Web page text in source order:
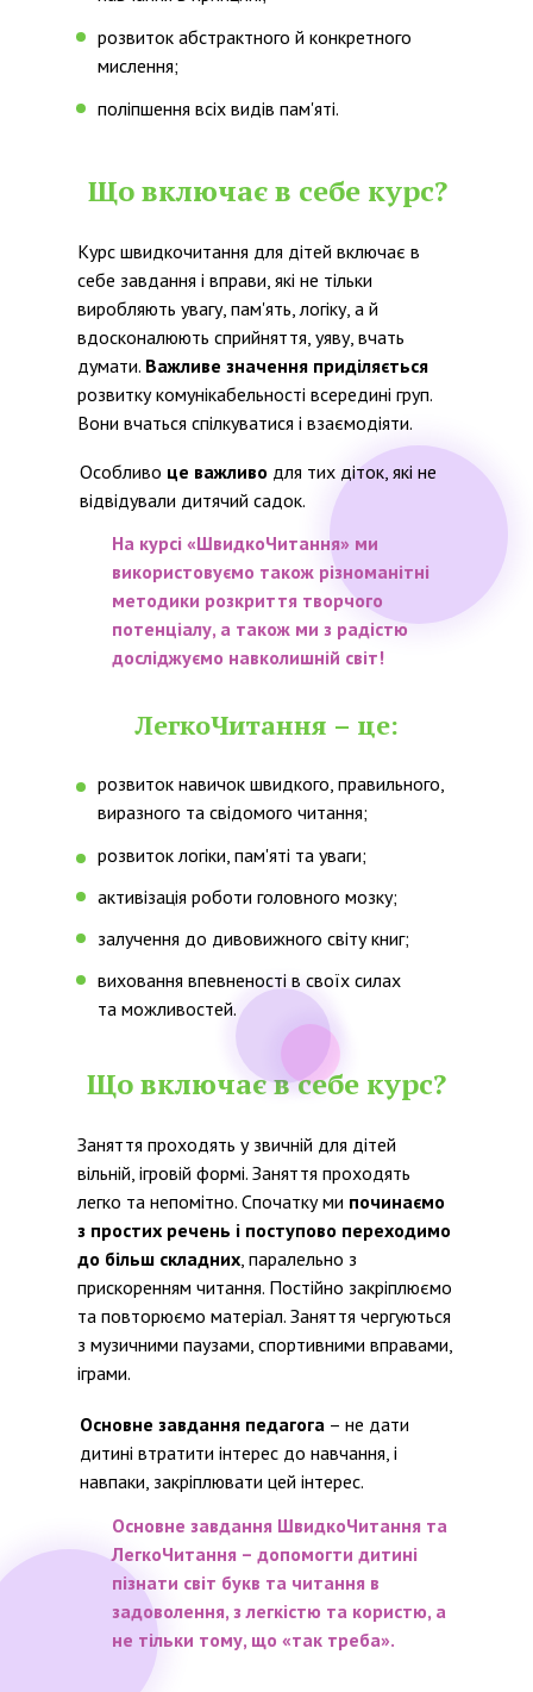
розвиток абстрактного й конкретного
мислення;
поліпшення всіх видів пам'яті.
Що включає в себе курс?
Курс швидкочитання для дітей включає в
себе завдання і вправи, які не тільки
виробляють увагу, пам'ять, логіку, а й
вдосконалюють сприйняття, уяву, вчать
думати. Важливе значення приділяється
розвитку комунікабельності всередині груп.
Вони вчаться спілкуватися і взаємодіяти.
Особливо це важливо для тих діток, які не
відвідували дитячий садок.
На курсі «ШвидкоЧитання» ми
використовуємо також різноманітні
методики розкриття творчого
потенціалу, а також ми з радістю
досліджуємо навколишній світ!
ЛегкоЧитання – це:
розвиток навичок швидкого, правильного,
виразного та свідомого читання;
розвиток логіки, пам'яті та уваги;
активізація роботи головного мозку;
залучення до дивовижного світу книг;
виховання впевненості в своїх силах
та можливостей.
Що включає в себе курс?
Заняття проходять у звичній для дітей
вільній, ігровій формі. Заняття проходять
легко та непомітно. Спочатку ми починаємо
з простих речень і поступово переходимо
до більш складних, паралельно з
прискоренням читання. Постійно закріплюємо
та повторюємо матеріал. Заняття чергуються
з музичними паузами, спортивними вправами,
іграми.
Основне завдання педагога – не дати
дитині втратити інтерес до навчання, і
навпаки, закріплювати цей інтерес.
Основне завдання ШвидкоЧитання та
ЛегкоЧитання – допомогти дитині
пізнати світ букв та читання в
задоволення, з легкістю та користю, а
не тільки тому, що «так треба».